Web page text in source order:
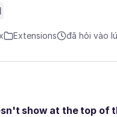
Extensions đã hỏi vào
show at the top of